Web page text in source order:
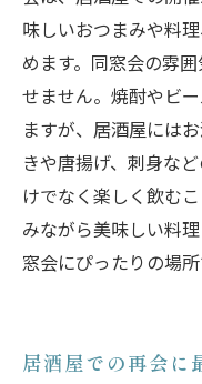
味しいおつまみや料
めます。同窓会の雰
せません。焼酎やビ
ますが、居酒屋には
きや唐揚げ、刺身な
けでなく楽しく飲む
みながら美味しい料
窓会にぴったりの場所
居酒屋での再会に